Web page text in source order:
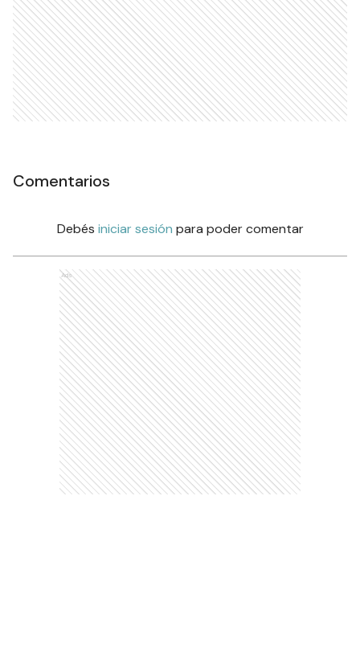
Comentarios
Debés iniciar sesión para poder comentar
Ads